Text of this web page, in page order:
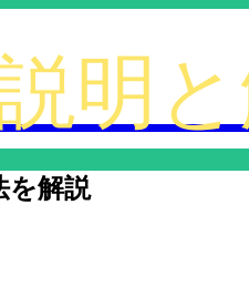
を解説